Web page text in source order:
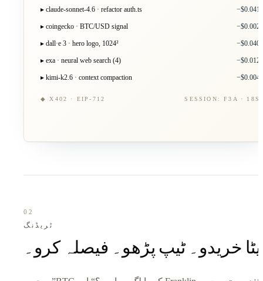
▸ claude-sonnet-4.6 · refactor auth.ts −$0.041
▸ coingecko · BTC/USD signal −$0.002
▸ dall·e 3 · hero logo, 1024² −$0.040
▸ exa · neural web search (4) −$0.012
▸ kimi-k2.6 · context compaction −$0.004
◆ X402 · EIP-712 SESSION: F3A · 18S
02
ٹریڈنگ
خریدو۔ ٹیپ پڑھو۔ فیصلہ کرو۔